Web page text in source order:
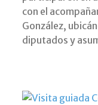
con el
González,
diputados y